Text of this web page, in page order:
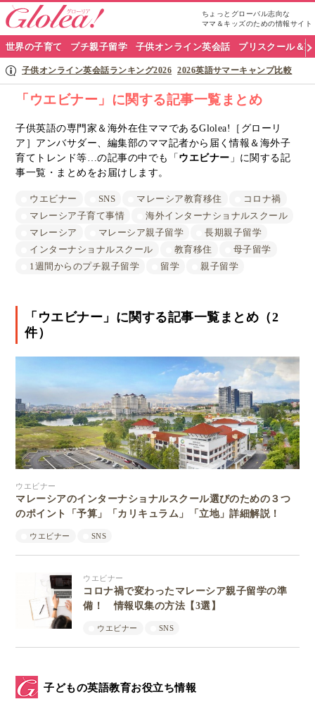
ちょっとグローバル志向な
ママ＆キッズのための情報サイト
グ
ロ
リ
ア
ナ
世界の子育て プチ親子留学 子供オンライン英会話 プリスクール＆
子供オンライン英会話ランキング2026 2026英語サマーキャンプ比較
「ウエビナー」に関する記事一覧まとめ
子供英語の専門家＆海外在住ママであるGlolea!［グローリ
ア］アンバサダー、編集部のママ記者から届く情報＆海外子
育てトレンド等…の記事の中でも「 ウエビナー 」に関する記
事一覧・まとめをお届けします。
ウエビナー SNS マレーシア教育移住
コロナ禍
マレーシア子育て事情
海外インターナショナルスクール
マレーシア
マレーシア親子留学
長期親子留学
インターナショナルスクール
教育移住
母子留学
1週間からのプチ親子留学
留学 親子留学
「ウエビナー」に関する記事一覧まとめ（2
件）
ウエビナー
マレーシアのインターナショナルスクール選びのための３つ
のポイント「予算」「カリキュラム」「立地」詳細解説！
ウエビナー SNS
ウエビナー
コロナ禍で変わったマレーシア親子留学の準
備！ 情報収集の方法【3選】
ウエビナー SNS
子どもの英語教育お役立ち情報